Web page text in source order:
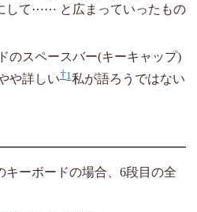
して⋯⋯ と広まっていったもの
のスペースバー(キーキャップ)
や詳しい 1私が語ろうではない
ーボードの場合、6段目の全